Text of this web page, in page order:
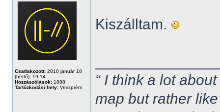
Csatlakozott: 2010 január 18
(hétfő), 19:14
Hozzászólások: 1888
Tartózkodási hely: Veszprém
Kiszálltam.
“ I think a lot
map but rather